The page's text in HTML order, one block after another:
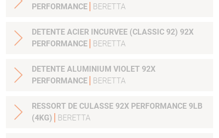
PERFORMANCE
BERETTA
DETENTE ACIER INCURVEE (CLASSIC 92) 92X
PERFORMANCE
BERETTA
DETENTE ALUMINIUM VIOLET 92X
PERFORMANCE
BERETTA
RESSORT DE CULASSE 92X PERFORMANCE 9LB
(4KG)
BERETTA